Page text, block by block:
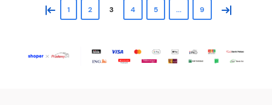
« 1 2 3 4 5 ... 9 »